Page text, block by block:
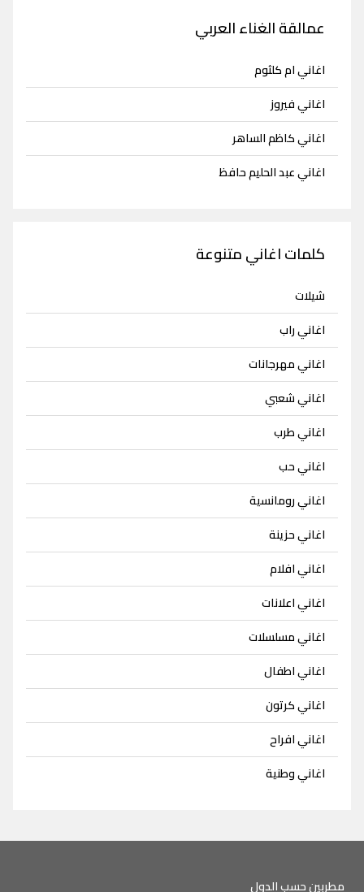
عمالقة الغناء العربي
اغاني ام كلثوم
اغاني فيروز
اغاني كاظم الساهر
اغاني عبد الحليم حافظ
كلمات اغاني متنوعة
شيلات
اغاني راب
اغاني مهرجانات
اغاني شعبي
اغاني طرب
اغاني حب
اغاني رومانسية
اغاني حزينة
اغاني افلام
اغاني اعلانات
اغاني مسلسلات
اغاني اطفال
اغاني كرتون
اغاني افراح
اغاني وطنية
مطربين حسب الدول